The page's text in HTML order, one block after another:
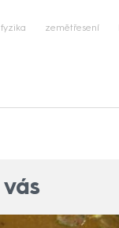
fyzika zemětřesení